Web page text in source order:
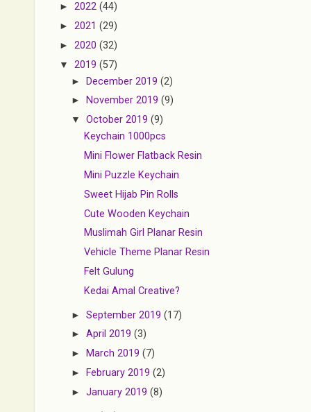
► 2022 (44)
► 2021 (29)
► 2020 (32)
▼ 2019 (57)
► December 2019(2)
► November 2019(9)
▼October 2019(9)
Keychain 1000pcs
Mini Flower Flatback Resin
Mini Puzzle Keychain
Sweet Hijab Pin Rolls
Cute Wooden Keychain
Muslimah Girl Planar Resin
Vehicle Theme Planar Resin
Felt Gulung
Kedai Amal Creative?
►September 2019(17)
►April 2019(3)
► March 2019(7)
► February 2019(2)
►January 2019(8)